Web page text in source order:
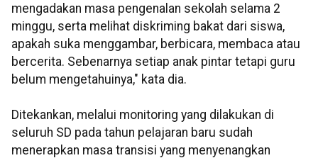
mengadakan masa pengenalan sekolah selama 2
minggu, serta melihat diskriming bakat dari siswa,
apakah suka menggambar, berbicara, membaca atau
bercerita. Sebenarnya setiap anak pintar tetapi guru
belum mengetahuinya," kata dia.
Ditekankan, melalui monitoring yang dilakukan di
seluruh SD pada tahun pelajaran baru sudah
menerapkan masa transisi yang menyenangkan